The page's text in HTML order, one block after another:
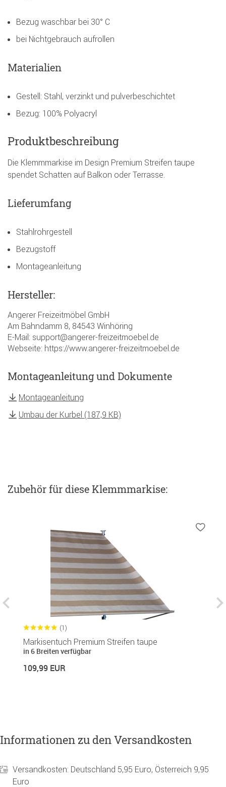
Bezug waschbar bei 30° C
bei Nichtgebrauch aufrollen
Materialien
Gestell: Stahl, verzinkt und pulverbeschichtet
Bezug: 100% Polyacryl
Produktbeschreibung
Die Klemmmarkise im Design Premium Streifen taupe
spendet Schatten auf Balkon oder Terrasse.
Lieferumfang
Stahlrohrgestell
Bezugstoff
Montageanleitung
Hersteller:
Angerer Freizeitmöbel GmbH
Am Bahndamm 8, 84543 Winhöring
E-Mail: support@angerer-freizeitmoebel.de
Webseite: https://www.angerer-freizeitmoebel.de
Montageanleitung und Dokumente
Montageanleitung
Umbau der Kurbel (187,9 KB)
Zubehörfür diese Klemmmarkise:
(1)
Markisentuch Premium Streifen taupe
in 6 Breiten verfügbar
109,99 EUR
Informationen zu den Versandkosten
Versandkosten: Deutschland 5,95 Euro, Österreich 9,95
Euro